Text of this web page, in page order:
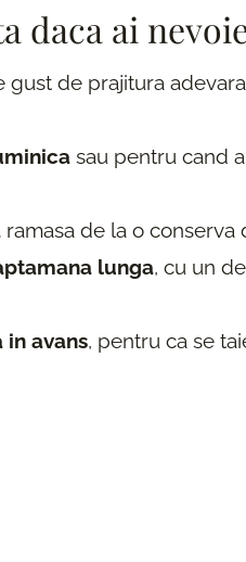
daca ai
gust de prajitura
sau pentru cand
ramasa de la o conserva
lunga, cu un
avans, pentru ca se